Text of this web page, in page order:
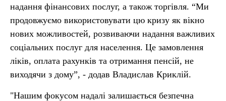
надання фінансових послуг, а також торгівля. “Ми
продовжуємо використовувати цю кризу як вікно
нових можливостей, розвиваючи надання важливих
соціальних послуг для населення. Це замовлення
ліків, оплата рахунків та отримання пенсій, не
виходячи з дому”, - додав Владислав Криклій.
"Нашим фокусом надалі залишається безпечна